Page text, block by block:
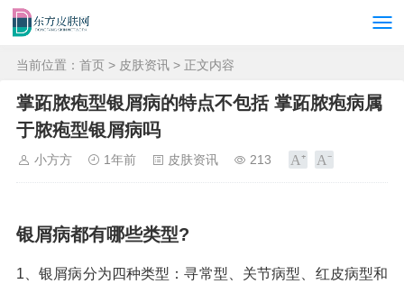
当前位置： 首页 > 皮肤资讯 > 正文内容
掌跖脓疱型银屑病的特点不包括 掌跖脓疱病属
于脓疱型银屑病吗
小方方 1年前 皮肤资讯 213
银屑病都有哪些类型?
1、银屑病分为四种类型：寻常型、关节病型、红皮病型和